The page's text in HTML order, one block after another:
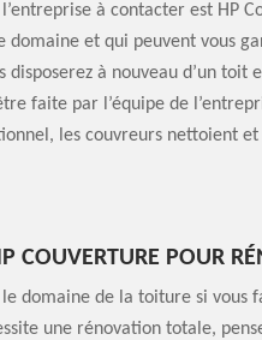
à contacter est HP
domaine et qui peuvent vous
à nouveau d’un toit
faite par l’équipe de
les couvreurs nettoient
COUVERTURE POUR
domaine de la toiture si vous
une rénovation totale,